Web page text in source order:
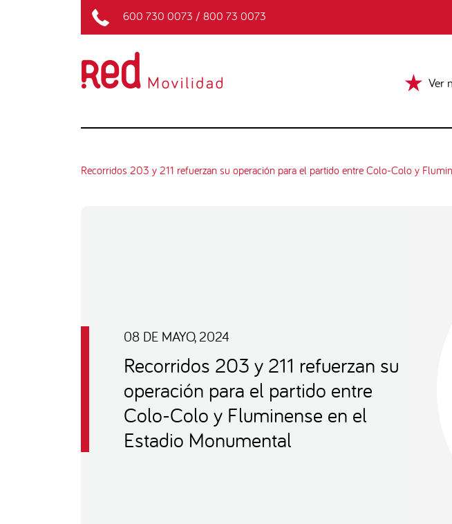
600 730 0073 / 800 73 0073
Ver
Recorridos 203 y 211 refuerzan su operación para el partido entre Colo-Colo y
08 DE MAYO, 2024
Recorridos 203 y 211 refuerzan su
operación para el partido entre
Colo-Colo y Fluminense en el
Estadio Monumental